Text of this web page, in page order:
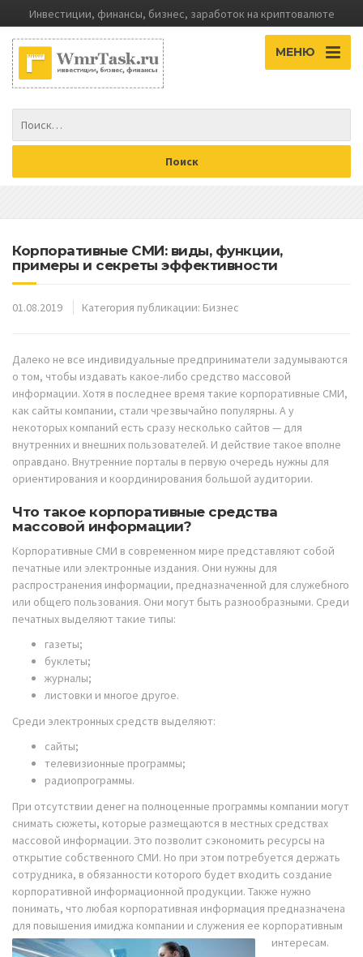
Инвестиции, финансы, бизнес, заработок на криптовалюте
МЕНЮ
Корпоративные СМИ: виды, функции,
примеры и секреты эффективности
01.08.2019 Категория публикации: Бизнес
Далеко не все индивидуальные предприниматели задумываются
о том, чтобы издавать какое-либо средство массовой
информации. Хотя в последнее время такие корпоративные СМИ,
как сайты компании, стали чрезвычайно популярны. А у
некоторых компаний есть сразу несколько сайтов — для
внутренних и внешних пользователей. И действие такое вполне
оправдано. Внутренние порталы в первую очередь нужны для
ориентирования и координирования большой аудитории.
Что такое корпоративные средства
массовой информации?
Корпоративные СМИ в современном мире представляют собой
печатные или электронные издания. Они нужны для
распространения информации, предназначенной для служебного
или общего пользования. Они могут быть разнообразными. Среди
печатных выделяют такие типы:
газеты;
буклеты;
журналы;
листовки и многое другое.
Среди электронных средств выделяют:
сайты;
телевизионные программы;
радиопрограммы.
При отсутствии денег на полноценные программы компании могут
снимать сюжеты, которые размещаются в местных средствах
массовой информации. Это позволит сэкономить ресурсы на
открытие собственного СМИ. Но при этом потребуется держать
сотрудника, в обязанности которого будет входить создание
корпоративной информационной продукции. Также нужно
понимать, что любая корпоративная информация предназначена
для повышения имиджа компании и служения ее корпоративным
интересам.